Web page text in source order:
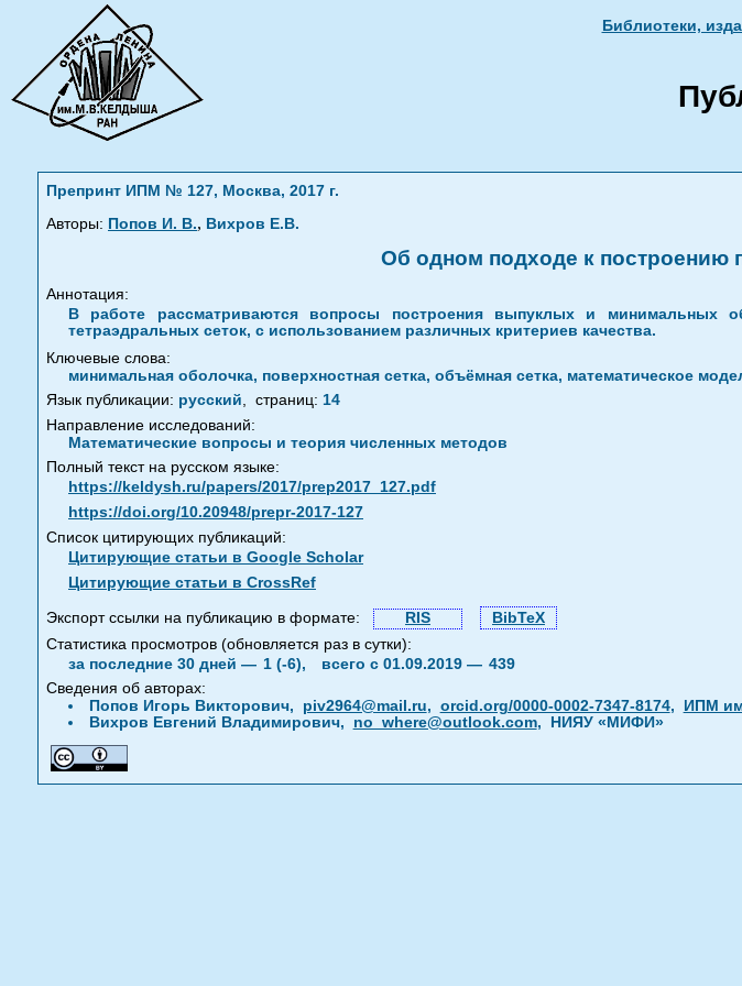
Библиотеки,
Препринт ИПМ № 127, Москва, 2017 г.
Авторы: Попов И. В., Вихров Е.В.
Об одном подходе к построению
Аннотация:
В работе рассматриваются вопросы построения выпуклых и минимальных
тетраэдральных сеток, с использованием различных критериев качества.
Ключевые слова:
минимальная оболочка, поверхностная сетка, объёмная сетка, математическое
Язык публикации: русский, страниц: 14
Направление исследований:
Математические вопросы и теория численных методов
Полный текст на русском языке:
https://keldysh.ru/papers/2017/prep2017_127.pdf
https://doi.org/10.20948/prepr-2017-127
Список цитирующих публикаций:
Цитирующие статьи в Google Scholar
Цитирующие статьи в CrossRef
Экспорт ссылки на публикацию в формате: RIS
BibTeX
Статистика просмотров (обновляется раз в сутки):
за последние 30 дней — 1 (-6), всего с 01.09.2019 — 439
Сведения об авторах:
Попов Игорь Викторович, piv2964@mail.ru, orcid.org/0000-0002-7347-8174,
ИПМ
Вихров Евгений Владимирович, no_where@outlook.com, НИЯУ «МИФИ»